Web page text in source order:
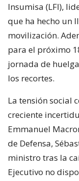
Insumisa (LFI),
que ha hecho un
movilización.
para el próximo
jornada de
los recortes.
La tensión social
creciente
Emmanuel
de Defensa,
ministro tras la
Ejecutivo no